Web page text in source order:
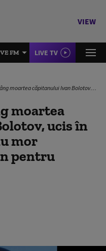
VIEW
FM LIVE TV
Ivan Bolotov, ucis în misiune. „Piloții nu mor niciodată, ei rămân pentru totdeauna în cer”
moartea
ucis în
mor
pentru